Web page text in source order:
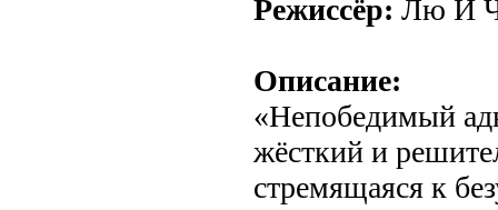
Режиссёр: Лю И
Описание:
«Непобедимый
жёсткий и
стремящаяся к